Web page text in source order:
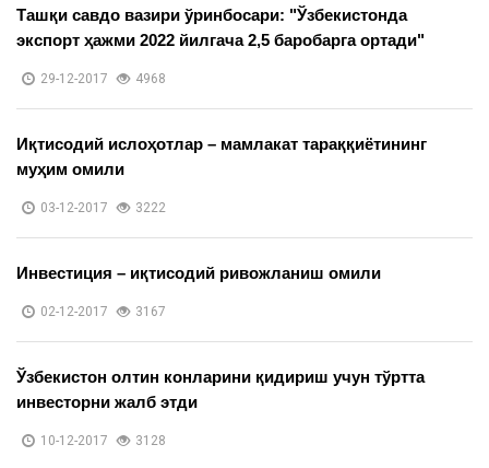
Ташқи савдо вазири ўринбосари: "Ўзбекистонда
экспорт ҳажми 2022 йилгача 2,5 баробарга ортади"
29-12-2017 4968
Иқтисодий ислоҳотлар – мамлакат тараққиётининг
муҳим омили
03-12-2017 3222
Инвестиция – иқтисодий ривожланиш омили
02-12-2017 3167
Ўзбекистон олтин конларини қидириш учун тўртта
инвесторни жалб этди
10-12-2017 3128